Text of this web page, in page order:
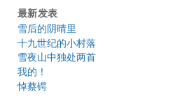
最新发表
雪后的阴晴里
十九世纪的小村落
雪夜山中独处两首
我的！
悼蔡锷